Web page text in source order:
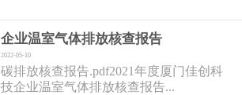
企业温室气体排放核查报告
2022-05-10
碳排放核查报告.pdf2021年度厦门佳创科
技企业温室气体排放核查报告...